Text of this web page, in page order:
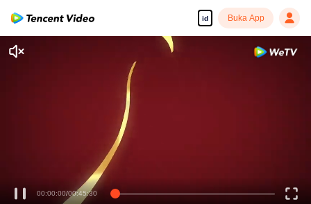
id Buka App
00:00:00/00:45:30